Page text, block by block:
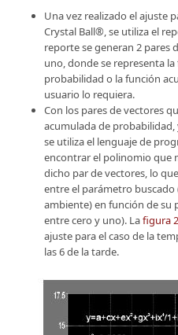
Una vez realizado el ajuste
Crystal Ball®, se utiliza el
reporte se generan 2 pares
uno, donde se representa
probabilidad o la función
usuario lo requiera.
Con los pares de vectores
acumulada de
se utiliza el lenguaje de
encontrar el polinomio que
dicho par de vectores, lo
entre el parámetro
ambiente) en función de
entre cero y uno). Lafigura 2
ajuste para el caso de la
las 6 de la tarde.